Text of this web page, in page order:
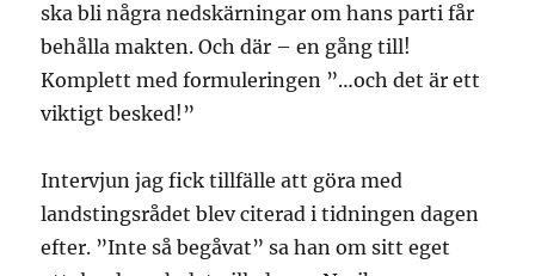
ska bli några nedskärningar om hans parti får
behålla makten. Och där – en gång till!
Komplett med formuleringen ”…och det är ett
viktigt besked!”
Intervjun jag fick tillfälle att göra med
landstingsrådet blev citerad i tidningen dagen
efter. ”Inte så begåvat” sa han om sitt eget